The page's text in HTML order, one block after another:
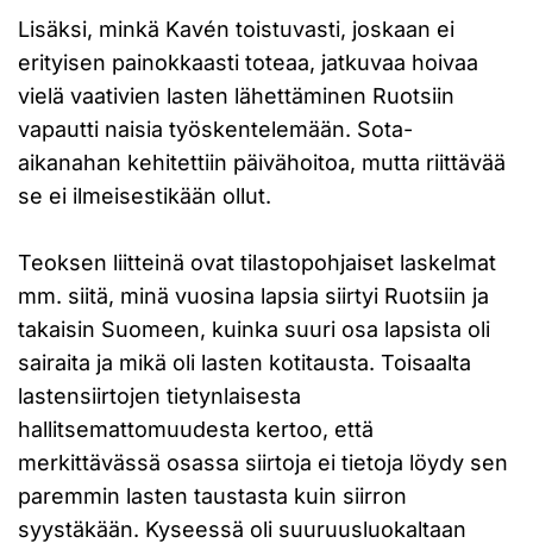
Lisäksi, minkä Kavén toistuvasti, joskaan ei
erityisen painokkaasti toteaa, jatkuvaa hoivaa
vielä vaativien lasten lähettäminen Ruotsiin
vapautti naisia työskentelemään. Sota-
aikanahan kehitettiin päivähoitoa, mutta riittävää
se ei ilmeisestikään ollut.
Teoksen liitteinä ovat tilastopohjaiset laskelmat
mm. siitä, minä vuosina lapsia siirtyi Ruotsiin ja
takaisin Suomeen, kuinka suuri osa lapsista oli
sairaita ja mikä oli lasten kotitausta. Toisaalta
lastensiirtojen tietynlaisesta
hallitsemattomuudesta kertoo, että
merkittävässä osassa siirtoja ei tietoja löydy sen
paremmin lasten taustasta kuin siirron
syystäkään. Kyseessä oli suuruusluokaltaan